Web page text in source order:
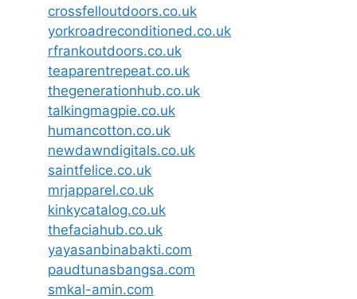
crossfelloutdoors.co.uk
yorkroadreconditioned.co.uk
rfrankoutdoors.co.uk
teaparentrepeat.co.uk
thegenerationhub.co.uk
talkingmagpie.co.uk
humancotton.co.uk
newdawndigitals.co.uk
saintfelice.co.uk
mrjapparel.co.uk
kinkycatalog.co.uk
thefaciahub.co.uk
yayasanbinabakti.com
paudtunasbangsa.com
smkal-amin.com